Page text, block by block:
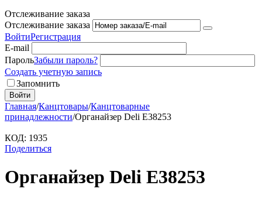
Отслеживание заказа
Отслеживание заказа
ВойтиРегистрация
E-mail
ПарольЗабыли пароль?
Создать учетную запись
Запомнить
Войти
Главная/Канцтовары/Канцтоварные
принадлежности/Органайзер Deli E38253
КОД: 1935
Поделиться
Органайзер Deli E38253